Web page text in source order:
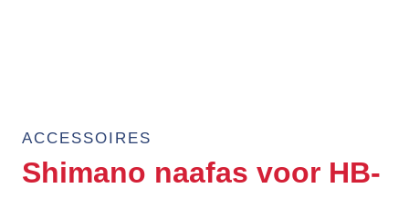
ACCESSOIRES
Shimano naafas voor HB-